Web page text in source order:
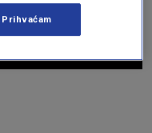
Prihvaćam